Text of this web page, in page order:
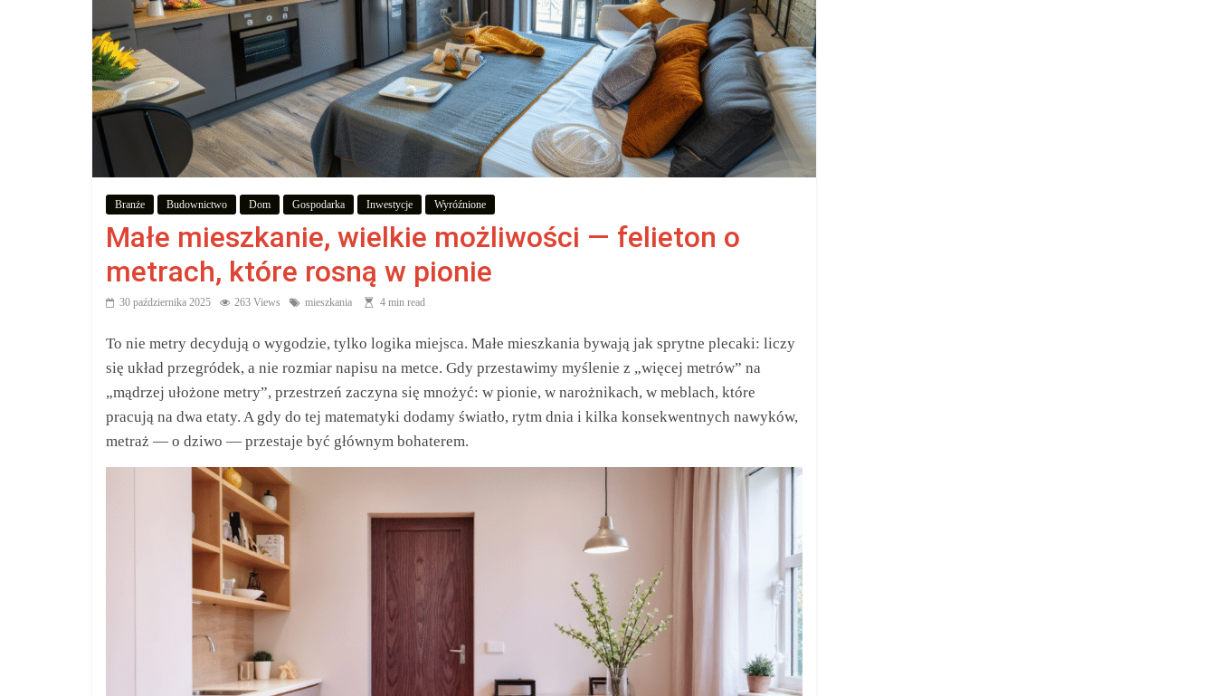
aby
wiedzieć,
co
kupić.
Poznaj
kupić,
jak
gdzie
Branże Budownictwo Dom Gospodarka Inwestycje Wyróźnione
Małe mieszkanie, wielkie możliwości — felieton o
metrach, które rosną w pionie
30 października 2025 263 Views mieszkania 4 min read
To nie metry decydują o wygodzie, tylko logika miejsca. Małe mieszkania bywają jak sprytne plecaki: liczy
się układ przegródek, a nie rozmiar napisu na metce. Gdy przestawimy myślenie z „więcej metrów” na
„mądrzej ułożone metry”, przestrzeń zaczyna się mnożyć: w pionie, w narożnikach, w meblach, które
pracują na dwa etaty. A gdy do tej matematyki dodamy światło, rytm dnia i kilka konsekwentnych nawyków,
metraż — o dziwo — przestaje być głównym bohaterem.